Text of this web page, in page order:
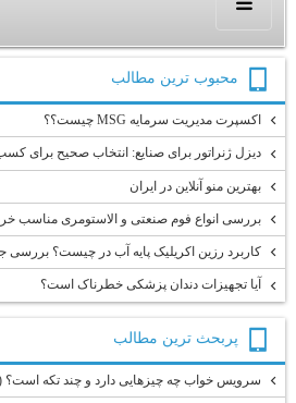
محبوب ترين مطالب
اکسپرت مدیریت سرمایه MSG چیست؟؟
دیزل ژنراتور برای صنایع: انتخاب صحیح برای
بهترین منو آنلاین در ایران
بررسی انواع فوم صنعتی و الاستومری مناسب
کاربرد رزین اکریلیک پایه آب در چیست؟ بررسی
آیا تجهیزات دندان پزشکی خطرناک است؟
پربحث ترين مطالب
سرویس خواب چه چیزهایی دارد و چند تکه است؟